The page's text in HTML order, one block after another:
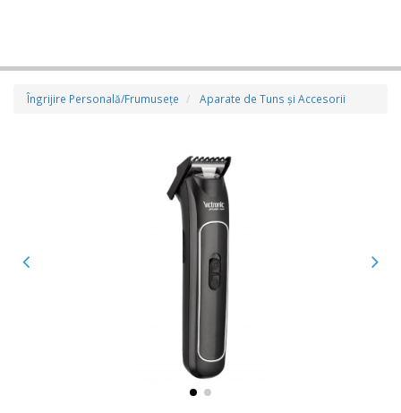
Îngrijire Personală/Frumuseţe Aparate de Tuns şi Accesorii